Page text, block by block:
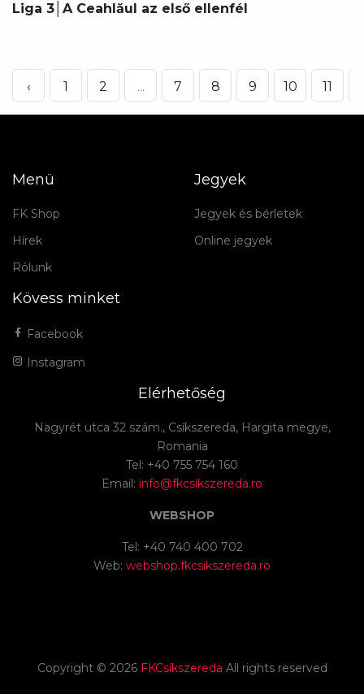
Liga 3│A Ceahlăul az első ellenfél
‹ 1 2 ... 7 8 9 10 11
Menü
FK Shop
Hírek
Rólunk
Jegyek
Jegyek és bérletek
Online jegyek
Kövess minket
Facebook
Instagram
Elérhetőség
Nagyrét utca 32 szám., Csíkszereda, Hargita megye,
Romania
Tel: +40 755 754 160
Email: info@fkcsikszereda.ro
WEBSHOP
Tel: +40 740 400 702
Web: webshop.fkcsikszereda.ro
Copyright © 2026 FKCsíkszereda All rights reserved